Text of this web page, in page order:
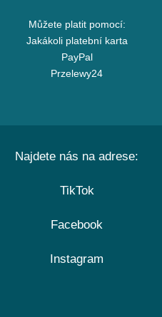
Můžete platit pomocí:
Jakákoli platební karta
PayPal
Przelewy24
Najdete nás na adrese:
TikTok
Facebook
Instagram